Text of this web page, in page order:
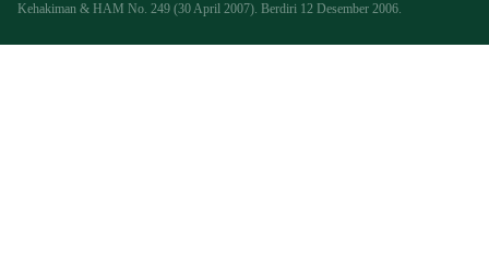
Kehakiman & HAM No. 249 (30 April 2007). Berdiri 12 Desember 2006.